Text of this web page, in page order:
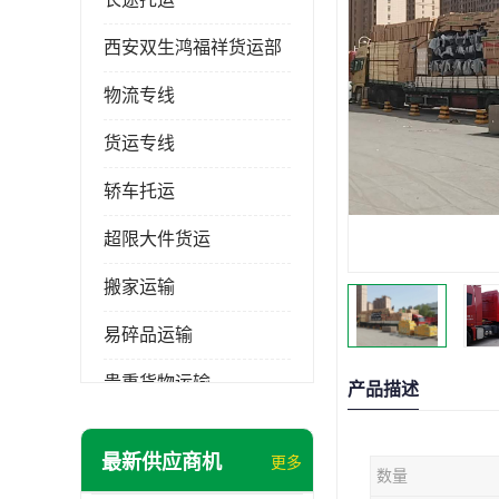
西安双生鸿福祥货运部
物流专线
货运专线
轿车托运
超限大件货运
搬家运输
易碎品运输
贵重货物运输
普通货物
最新供应商机 更多
产品描述
数量